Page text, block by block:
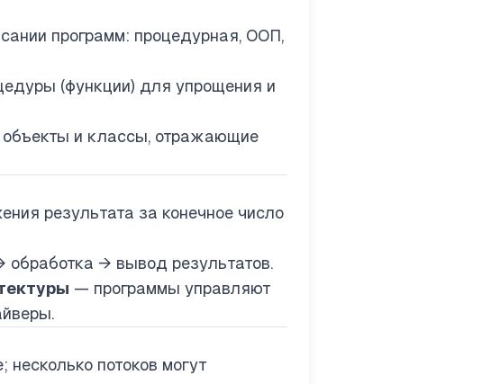
программ: процедурная, ООП,
(функции) для упрощения и
и классы, отражающие
результата за конечное число
→ вывод результатов.
— программы управляют
потоков могут